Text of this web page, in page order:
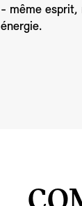
- même esprit,
énergie.